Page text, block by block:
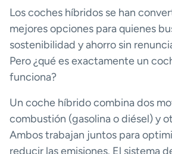
Los coches híbridos se han
mejores opciones para quienes
sostenibilidad y ahorro sin
Pero ¿qué es exactamente un
funciona?
Un coche híbrido combina dos
combustión (gasolina o diésel) y
Ambos trabajan juntos para
reducir las emisiones. El sistema